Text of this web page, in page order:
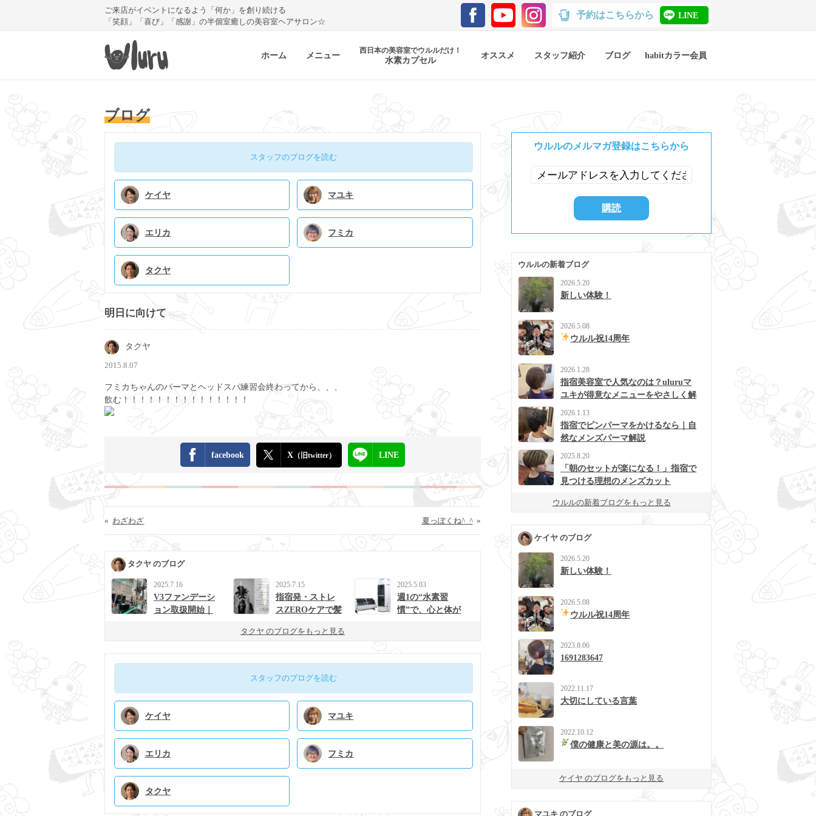
ご来店がイベントになるよう「何か」を創り続ける
「笑顔」「喜び」「感謝」の半個室癒しの美容室ヘアサロン☆
予約はこちらから LINE
ホーム メニュー 西日本の美容室でウルルだけ！
水素カプセル オススメ スタッフ紹介 ブログ habitカラー会員
ブログ
スタッフのブログを読む
ケイヤ マユキ
エリカ フミカ
タクヤ
明日に向けて
タクヤ
2015.8.07
フミカちゃんのパーマとヘッドスパ練習会終わってから、、、
飲む！！！！！！！！！！！！！！！
facebook X （旧twitter） LINE
« わざわざ »
夏っぽくね^_^
タクヤ のブログ
2025.7.16
V3ファンデーシ
ョン取扱開始｜
2025.7.15
指宿発・ストレ
スZEROケアで髪
uの新提案
2025.5.03
週1の“水素習
慣”で、心と体が
タクヤ のブログをもっと見る
スタッフのブログを読む
ケイヤ マユキ
エリカ フミカ
タクヤ
ウルルのメルマガ登録はこちらから
ウルルの新着ブログ
2026.5.20
新しい体験！
2026.5.08
ウルル祝14周年
2026.1.28
指宿美容室で人気なのは？uluruマ
ユキが得意なメニューをやさしく解
2026.1.13
指宿でピンパーマをかけるなら｜自
然なメンズパーマ解説
2025.8.20
「朝のセットが楽になる！」指宿で
見つける理想のメンズカット
ウルルの新着ブログをもっと見る
ケイヤ のブログ
2026.5.20
新しい体験！
2026.5.08
ウルル祝14周年
2023.8.06
1691283647
2022.11.17
大切にしている言葉
2022.10.12
僕の健康と美の源は。。
ケイヤ のブログをもっと見る
マユキ のブログ